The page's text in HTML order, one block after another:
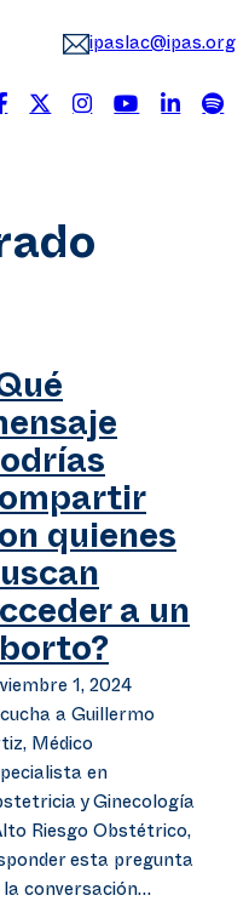
ipaslac@ipas.org
quienes
a un
1, 2024
a Guillermo
Médico
en
y Ginecología
Riesgo Obstétrico,
esta pregunta
la conversación…